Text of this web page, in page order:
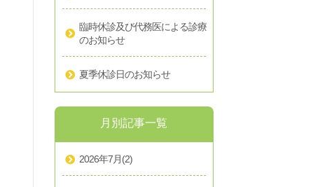
臨時休診及び代務医による診療
のお知らせ
夏季休診日のお知らせ
月別記事一覧
2026年7月(2)